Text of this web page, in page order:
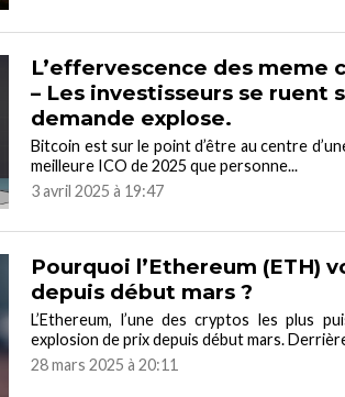
L’effervescence des meme
– Les investisseurs se ruent
demande explose.
Bitcoin est sur le point d’être au centre
meilleure ICO de 2025 que personne...
3 avril 2025 à 19:47
Pourquoi l’Ethereum (ETH)
depuis début mars ?
L’Ethereum, l’une des cryptos les plus
explosion de prix depuis début mars.
28 mars 2025 à 20:11